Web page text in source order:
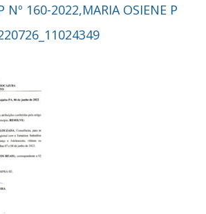
Nº 160-2022,MARIA OSIENE P